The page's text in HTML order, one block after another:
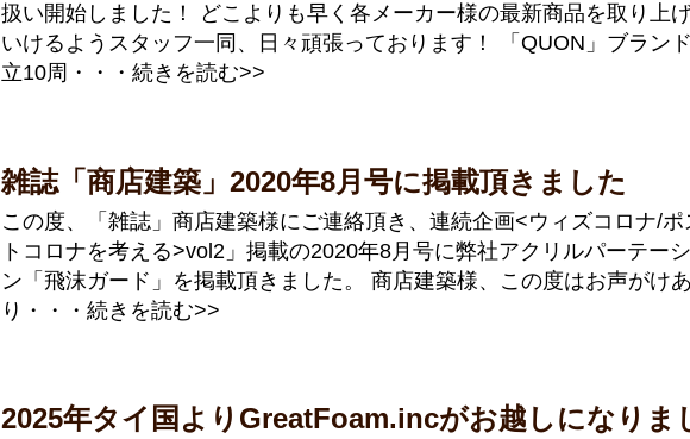
扱い開始しました！ どこよりも早く各メーカー様の最新商品を取り上
いけるようスタッフ一同、日々頑張っております！ 「QUON」ブラン
立10周・・・続きを読む>>
雑誌「商店建築」2020年8月号に掲載頂きました
この度、「雑誌」商店建築様にご連絡頂き、連続企画<ウィズコロナ/ポ
トコロナを考える>vol2」掲載の2020年8月号に弊社アクリルパーテー
ン「飛沫ガード」を掲載頂きました。 商店建築様、この度はお声がけあ
り・・・続きを読む>>
2025年タイ国よりGreatFoam.incがお越しになりま